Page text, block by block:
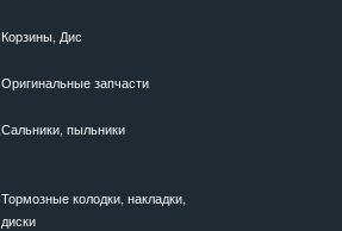
Корзины, Дис
Оригинальные запчасти
Сальники, пыльники
Тормозные колодки, накладки,
диски